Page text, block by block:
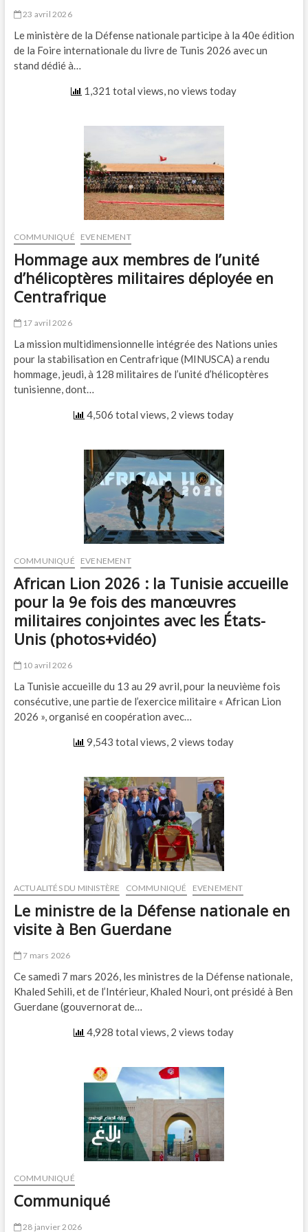
23 avril 2026
Le ministère de la Défense nationale participe à la 40e édition
de la Foire internationale du livre de Tunis 2026 avec un
stand dédié à…
1,321 total views, no views today
COMMUNIQUÉ EVENEMENT
Hommage aux membres de l’unité
d’hélicoptères militaires déployée en
Centrafrique
17 avril 2026
La mission multidimensionnelle intégrée des Nations unies
pour la stabilisation en Centrafrique (MINUSCA) a rendu
hommage, jeudi, à 128 militaires de l’unité d’hélicoptères
tunisienne, dont…
4,506 total views, 2 views today
COMMUNIQUÉ EVENEMENT
African Lion 2026 : la Tunisie accueille
pour la 9e fois des manœuvres
militaires conjointes avec les États-
Unis (photos+vidéo)
10 avril 2026
La Tunisie accueille du 13 au 29 avril, pour la neuvième fois
consécutive, une partie de l’exercice militaire « African Lion
2026 », organisé en coopération avec…
9,543 total views, 2 views today
ACTUALITÉS DU MINISTÈRE COMMUNIQUÉ EVENEMENT
Le ministre de la Défense nationale en
visite à Ben Guerdane
7 mars 2026
Ce samedi 7 mars 2026, les ministres de la Défense nationale,
Khaled Sehili, et de l’Intérieur, Khaled Nouri, ont présidé à Ben
Guerdane (gouvernorat de…
4,928 total views, 2 views today
COMMUNIQUÉ
Communiqué
28 janvier 2026